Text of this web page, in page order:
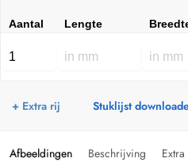
Aantal Lengte
+ Extra rij Stuklijst
Afbeeldingen Beschrijving